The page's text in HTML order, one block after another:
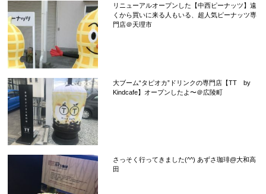
リニューアルオープンした【中西ピーナッツ】遠
くから買いに来る人もいる、超人気ピーナッツ専
門店＠天理市
大ブーム“タピオカ”ドリンクの専門店【TT by
Kindcafe】オープンしたよ〜＠広陵町
さっそく行ってきました(^^) あずさ珈琲@大和高
田